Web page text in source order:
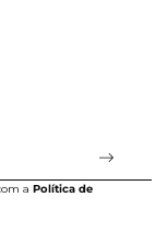
a Política de